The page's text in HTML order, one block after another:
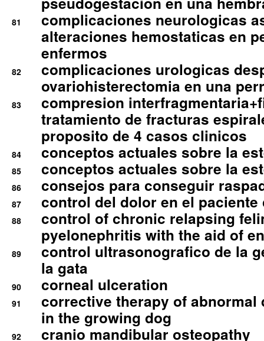
81
complicaciones neurologicas
alteraciones hemostaticas en
enfermos
82
complicaciones urologicas
ovariohisterectomia en una
83
compresion
tratamiento de fracturas
proposito de 4 casos clinicos
84 conceptos actuales sobre la
85 conceptos actuales sobre la
86 consejos para conseguir
87 control del dolor en el
88
control of chronic relapsing
pyelonephritis with the aid of
89
control ultrasonografico de la
la gata
90 corneal ulceration
91
corrective therapy of abnormal
in the growing dog
92
cranio mandibular osteopathy